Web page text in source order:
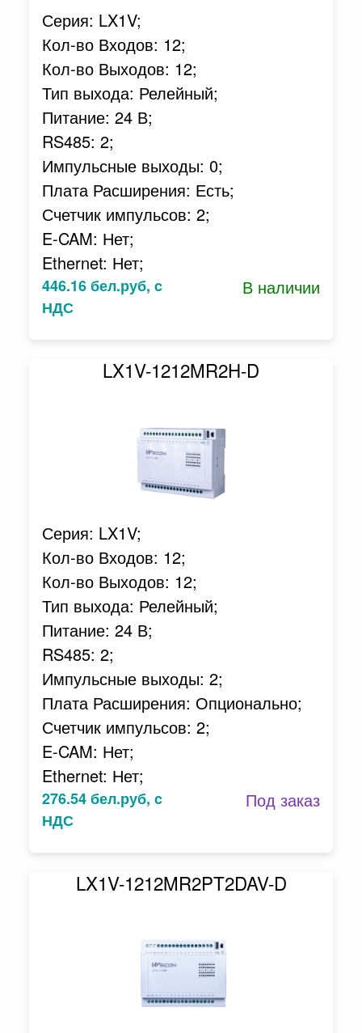
Серия: LX1V;
Кол-во Входов: 12;
Кол-во Выходов: 12;
Тип выхода: Релейный;
Питание: 24 В;
RS485: 2;
Импульсные выходы: 0;
Плата Расширения: Есть;
Счетчик импульсов: 2;
E-CAM: Нет;
Ethernet: Нет;
446.16 бел.руб, c
НДС
В наличии
LX1V-1212MR2H-D
Серия: LX1V;
Кол-во Входов: 12;
Кол-во Выходов: 12;
Тип выхода: Релейный;
Питание: 24 В;
RS485: 2;
Импульсные выходы: 2;
Плата Расширения: Опционально;
Счетчик импульсов: 2;
E-CAM: Нет;
Ethernet: Нет;
276.54 бел.руб, c
НДС
Под заказ
LX1V-1212MR2PT2DAV-D